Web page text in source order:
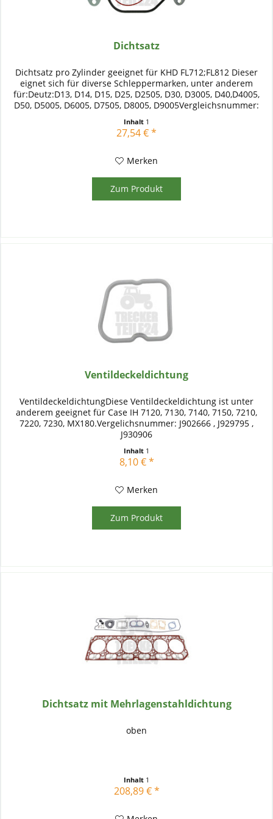
Dichtsatz
Dichtsatz pro Zylinder geeignet für KHD FL712;FL812 Dieser
eignet sich für diverse Schleppermarken, unter anderem
für:Deutz:D13, D14, D15, D25, D2505, D30, D3005, D40,D4005,
D50, D5005, D6005, D7505, D8005, D9005Vergleichsnummer:
Inhalt 1
27,54 € *
Merken
Zum Produkt
Ventildeckeldichtung
VentildeckeldichtungDiese Ventildeckeldichtung ist unter
anderem geeignet für Case IH 7120, 7130, 7140, 7150, 7210,
7220, 7230, MX180.Vergelichsnummer: J902666 , J929795 ,
J930906
Inhalt 1
8,10 € *
Merken
Zum Produkt
Dichtsatz mit Mehrlagenstahldichtung
oben
Inhalt 1
208,89 € *